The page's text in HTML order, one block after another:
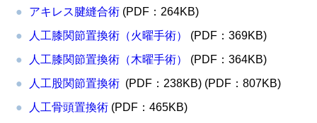
アキレス腱縫合術 (PDF：264KB)
人工膝関節置換術（火曜手術）
(PDF：369KB)
人工膝関節置換術（木曜手術）
(PDF：364KB)
人工股関節置換術 (PDF：238KB) (PDF：807KB)
人工骨頭置換術 (PDF：465KB)